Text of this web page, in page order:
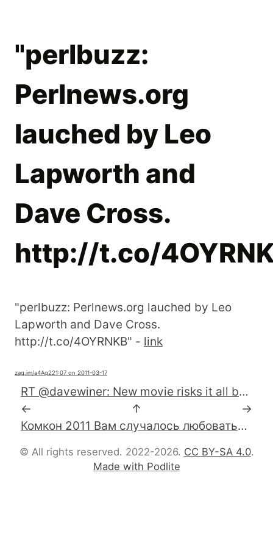
"perlbuzz:
Perlnews.org
lauched by Leo
Lapworth and
Dave Cross.
http://t.co/
"perlbuzz: Perlnews.org lauched by Leo
Lapworth and Dave Cross.
http://t.co/4OYRNKB" - link
zag.im/a4Aq221:07 on 2011-03-17
RT @davewiner: New movie risks it all by launching on BitTorrent and DVD simutaneously. http://r2.ly/8cjb
←
↑
→
Комкон 2011 Вам случалось любоваться Игрой? Ее гениальностью... Сотни людей живут полноценной жизнью... в игре
© All rights reserved. 2022-2026. CC BY-SA 4.0.
Made with Podlite